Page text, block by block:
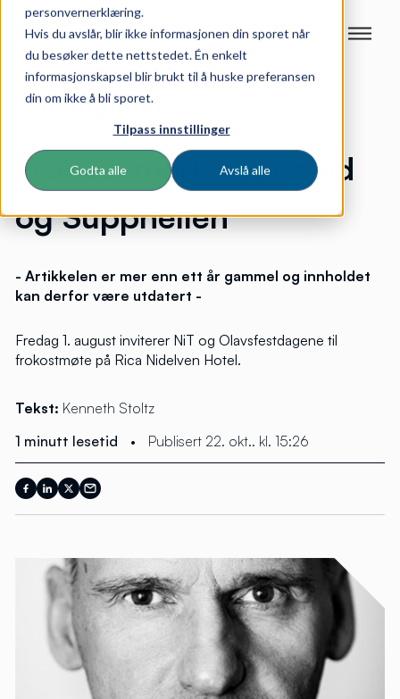
personvernerklæring.
Hvis du avslår, blir ikke informasjonen din sporet når
du besøker dette nettstedet. Én enkelt
informasjonskapsel blir brukt til å huske preferansen
din om ikke å bli sporet.
Tilpass innstillinger
Godta alle Avslå alle
Frokost med Lippestad
og Supphellen
- Artikkelen er mer enn ett år gammel og innholdet
kan derfor være utdatert -
Fredag 1. august inviterer NiT og Olavsfestdagene til
frokostmøte på Rica Nidelven Hotel.
Tekst: Kenneth Stoltz
1 minutt lesetid
• Publisert 22. okt.. kl. 15:26